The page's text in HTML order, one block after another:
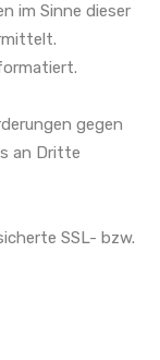
im Sinne dieser
gegen
an Dritte
SSL- bzw.